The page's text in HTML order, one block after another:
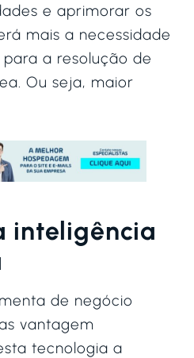
e aprimorar os
mais a necessidade
para a resolução de
Ou seja, maior
inteligência
de negócio
vantagem
tecnologia a